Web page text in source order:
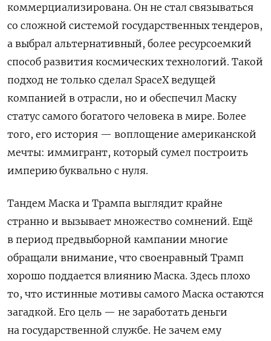
коммерциализирована. Он не стал связываться
со сложной системой государственных тендеров,
а выбрал альтернативный, более ресурсоемкий
способ развития космических технологий. Такой
подход не только сделал SpaceX ведущей
компанией в отрасли, но и обеспечил Маску
статус самого богатого человека в мире. Более
того, его история — воплощение американской
мечты: иммигрант, который сумел построить
империю буквально с нуля.
Тандем Маска и Трампа выглядит крайне
странно и вызывает множество сомнений. Ещё
в период предвыборной кампании многие
обращали внимание, что своенравный Трамп
хорошо поддается влиянию Маска. Здесь плохо
то, что истинные мотивы самого Маска остаются
загадкой. Его цель — не заработать деньги
на государственной службе. Не зачем ему